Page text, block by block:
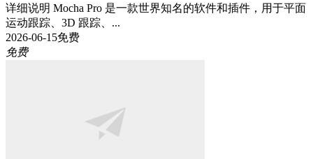
详细说明 Mocha Pro 是一款世界知名的软件和插件，用于平面
运动跟踪、3D 跟踪、...
2026-06-15免费
免费